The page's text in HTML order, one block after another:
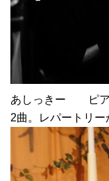
あしっきー ピア
2曲。レパートリー